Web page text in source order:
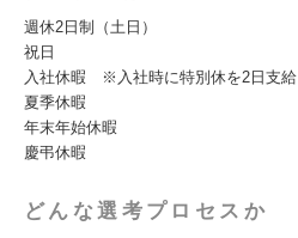
週休2日制（土日）
祝日
入社休暇 ※入社時に特別休を2日支給
夏季休暇
年末年始休暇
慶弔休暇
どんな選考プロセスか